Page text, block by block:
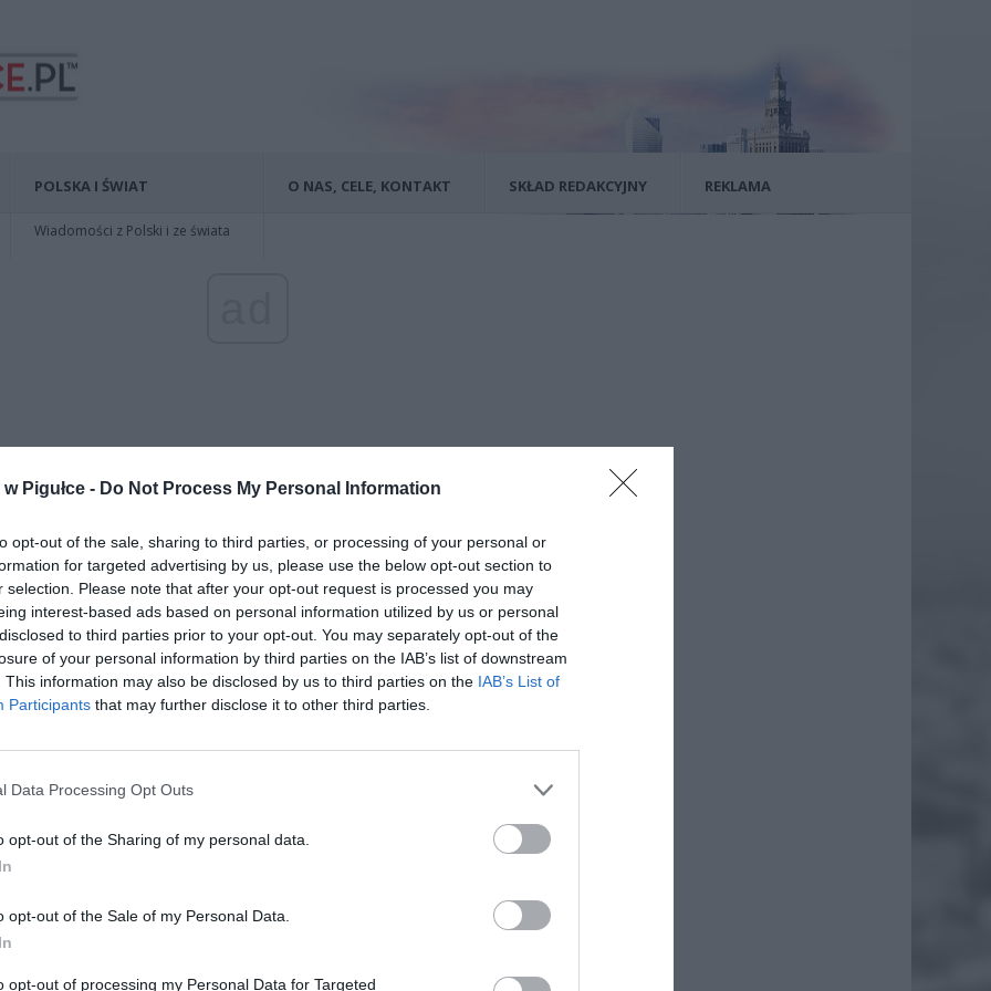
Pigułce - Do Not Process My Personal Information
opt-out of the sale, sharing to third parties, or processing of your personal or
for targeted advertising by us, please use the below opt-out section to
selection. Please note that after your opt-out request is processed you may
interest-based ads based on personal information utilized by us or personal
to third parties prior to your opt-out. You may separately opt-out of the
of your personal information by third parties on the IAB’s list of downstream
This information may also be disclosed by us to third parties on the IAB’s List of
Participants that may further disclose it to other third parties.
Data Processing Opt Outs
opt-out of the Sharing of my personal data.
opt-out of the Sale of my Personal Data.
opt-out of processing my Personal Data for Targeted
POLSKA I ŚWIAT
Wiadomości z Polski i ze świata
O NAS, CELE, KONTAKT SKŁAD REDAKCYJNY REKLAMA
CZYTELNICZKI]
Nasza stała czytelniczka – Pani Karolina napisała do
serwisu. Absolwent Wydziału Dziennikarstwa i Nauk
na Uniwersytecie Warszawskim z ponad 15-letnim doświadczeniem w